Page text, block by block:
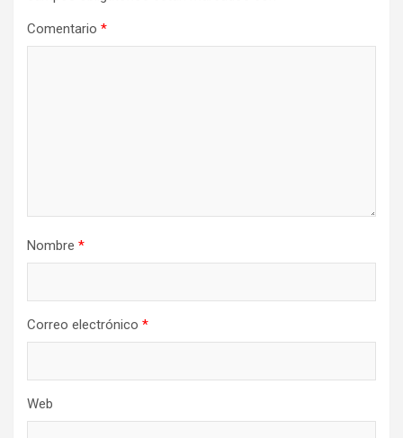
Comentario *
Nombre *
Correo electrónico *
Web